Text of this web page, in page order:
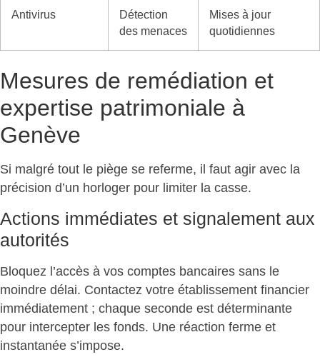
Antivirus
Détection
des menaces
Mises à jour
quotidiennes
Mesures de remédiation et
expertise patrimoniale à
Genève
Si malgré tout le piège se referme, il faut agir avec la
précision d’un horloger pour limiter la casse.
Actions immédiates et signalement aux
autorités
Bloquez l’accès à vos comptes bancaires sans le
moindre délai. Contactez votre établissement financier
immédiatement ; chaque seconde est déterminante
pour intercepter les fonds. Une réaction ferme et
instantanée s’impose.